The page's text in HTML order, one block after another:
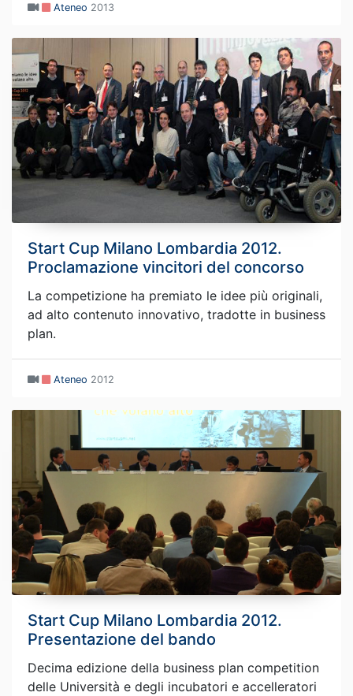
Ateneo 2013
Start Cup Milano Lombardia 2012.
Proclamazione vincitori del concorso
La competizione ha premiato le idee più originali,
ad alto contenuto innovativo, tradotte in business
plan.
Ateneo 2012
Start Cup Milano Lombardia 2012.
Presentazione del bando
Decima edizione della business plan competition
delle Università e degli incubatori e accelleratori